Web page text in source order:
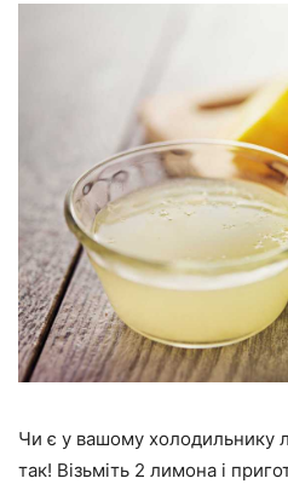
Чи є у вашому холодильнику
так! Візьміть 2 лимона і